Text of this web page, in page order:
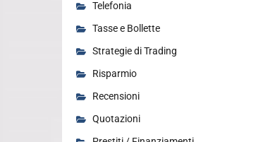
Telefonia
Tasse e Bollette
Strategie di Trading
Risparmio
Recensioni
Quotazioni